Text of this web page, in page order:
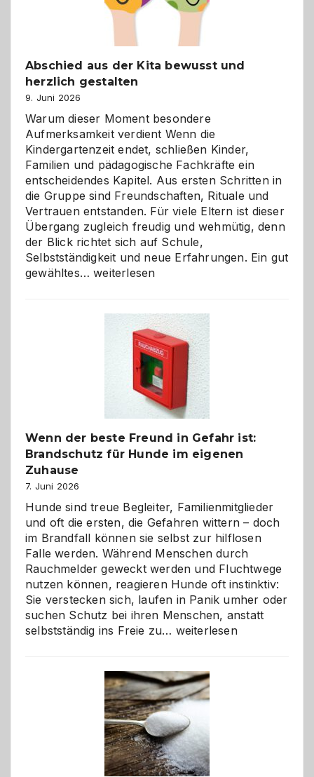
Abschied aus der Kita bewusst und
herzlich gestalten
9. Juni 2026
Warum dieser Moment besondere
Aufmerksamkeit verdient Wenn die
Kindergartenzeit endet, schließen Kinder,
Familien und pädagogische Fachkräfte ein
entscheidendes Kapitel. Aus ersten Schritten in
die Gruppe sind Freundschaften, Rituale und
Vertrauen entstanden. Für viele Eltern ist dieser
Übergang zugleich freudig und wehmütig, denn
der Blick richtet sich auf Schule,
Selbstständigkeit und neue Erfahrungen. Ein gut
gewähltes…Abschied
bewusst
herzlich
gestalten
weiterlesen
Wenn der beste Freund in Gefahr ist:
Brandschutz für Hunde im eigenen
Zuhause
7. Juni 2026
Hunde sind treue Begleiter, Familienmitglieder
und oft die ersten, die Gefahren wittern – doch
im Brandfall können sie selbst zur hilflosen
Falle werden. Während Menschen durch
Rauchmelder geweckt werden und Fluchtwege
nutzen können, reagieren Hunde oft instinktiv:
Sie verstecken sich, laufen in Panik umher oder
suchen Schutz bei ihren Menschen, anstatt
selbstständig ins Freie zu… Wenn
Freund
in
Gefahr
ist:
Brandschutz
für
Hunde
weiterlesen